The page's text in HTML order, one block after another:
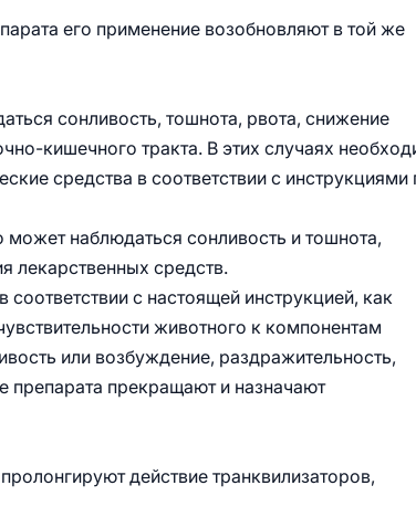
его применение возобновляют в той же
сонливость, тошнота, рвота, снижение
кишечного тракта. В этих случаях
средства в соответствии с инструкциями
наблюдаться сонливость и тошнота,
лекарственных средств.
с настоящей инструкцией, как
животного к компонентам
или возбуждение, раздражительность,
препарата прекращают и назначают
действие транквилизаторов,